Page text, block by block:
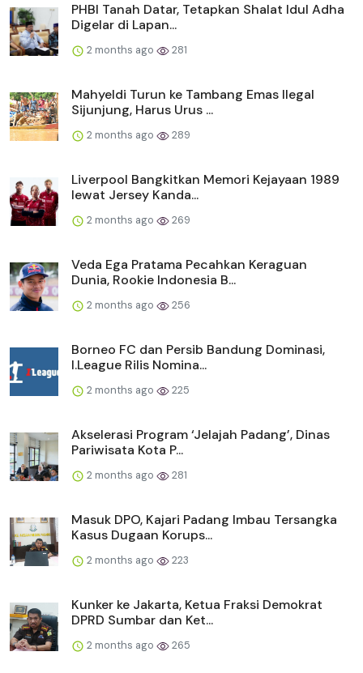
PHBI Tanah Datar, Tetapkan Shalat Idul Adha
Digelar di Lapan...
2 months ago 281
Mahyeldi Turun ke Tambang Emas Ilegal
Sijunjung, Harus Urus ...
2 months ago 289
Liverpool Bangkitkan Memori Kejayaan 1989
lewat Jersey Kanda...
2 months ago 269
Veda Ega Pratama Pecahkan Keraguan
Dunia, Rookie Indonesia B...
2 months ago 256
Borneo FC dan Persib Bandung Dominasi,
I.League Rilis Nomina...
2 months ago 225
Akselerasi Program ‘Jelajah Padang’, Dinas
Pariwisata Kota P...
2 months ago 281
Masuk DPO, Kajari Padang Imbau Tersangka
Kasus Dugaan Korups...
2 months ago 223
Kunker ke Jakarta, Ketua Fraksi Demokrat
DPRD Sumbar dan Ket...
2 months ago 265